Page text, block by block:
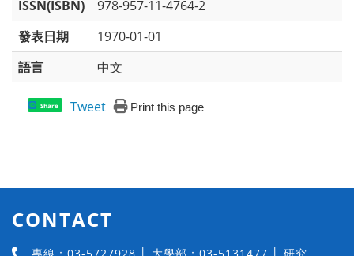
ISSN(ISBN)
978-957-11-4764-2
發表日期
1970-01-01
語言
中文
Share Tweet Print this page
CONTACT